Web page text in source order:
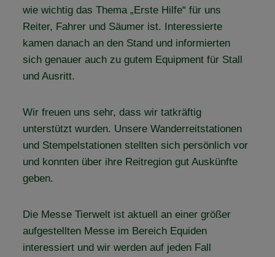
wie wichtig das Thema „Erste Hilfe“ für uns
Reiter, Fahrer und Säumer ist. Interessierte
kamen danach an den Stand und informierten
sich genauer auch zu gutem Equipment für Stall
und Ausritt.
Wir freuen uns sehr, dass wir tatkräftig
unterstützt wurden. Unsere Wanderreitstationen
und Stempelstationen stellten sich persönlich vor
und konnten über ihre Reitregion gut Auskünfte
geben.
Die Messe Tierwelt ist aktuell an einer größer
aufgestellten Messe im Bereich Equiden
interessiert und wir werden auf jeden Fall